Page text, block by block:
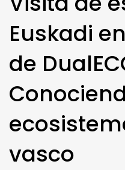
Euskadi
de
vasco